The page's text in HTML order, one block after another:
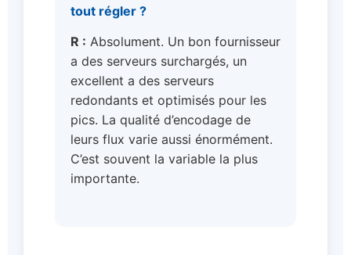
tout régler ?
R : Absolument. Un bon fournisseur
a des serveurs surchargés, un
excellent a des serveurs
redondants et optimisés pour les
pics. La qualité d’encodage de
leurs flux varie aussi énormément.
C’est souvent la variable la plus
importante.